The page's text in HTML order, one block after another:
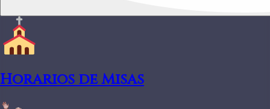
Horarios de Misas